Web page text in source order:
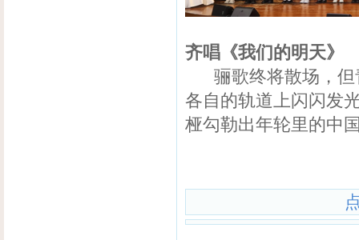
齐唱《我们的明天》
骊歌终将散场，但
各自的轨道上闪闪发
桠勾勒出年轮里的中